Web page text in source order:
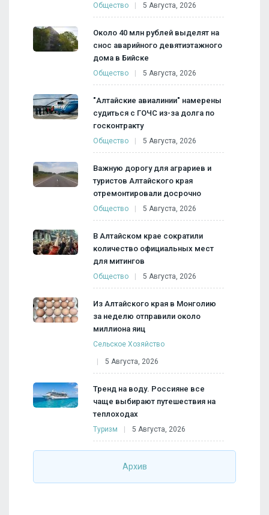
Общество 5 Августа, 2026
Около 40 млн рублей выделят на
снос аварийного девятиэтажного
дома в Бийске
Общество 5 Августа, 2026
"Алтайские авиалинии" намерены
судиться с ГОЧС из-за долга по
госконтракту
Общество 5 Августа, 2026
Важную дорогу для аграриев и
туристов Алтайского края
отремонтировали досрочно
Общество 5 Августа, 2026
В Алтайском крае сократили
количество официальных мест
для митингов
Общество 5 Августа, 2026
Из Алтайского края в Монголию
за неделю отправили около
миллиона яиц
Сельское Хозяйство
5 Августа, 2026
Тренд на воду. Россияне все
чаще выбирают путешествия на
теплоходах
Туризм 5 Августа, 2026
Архив